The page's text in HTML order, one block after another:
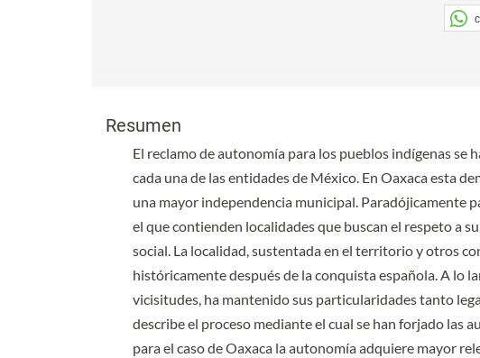
Resumen
El reclamo de autonomía para los pueblos indígenas se
cada una de las entidades de México. En Oaxaca esta
una mayor independencia municipal. Paradójicamente
el que contienden localidades que buscan el respeto a
social. La localidad, sustentada en el territorio y otros
históricamente después de la conquista española. A lo
vicisitudes, ha mantenido sus particularidades tanto
describe el proceso mediante el cual se han forjado las
para el caso de Oaxaca la autonomía adquiere mayor